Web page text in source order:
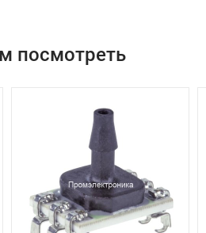
посмотреть